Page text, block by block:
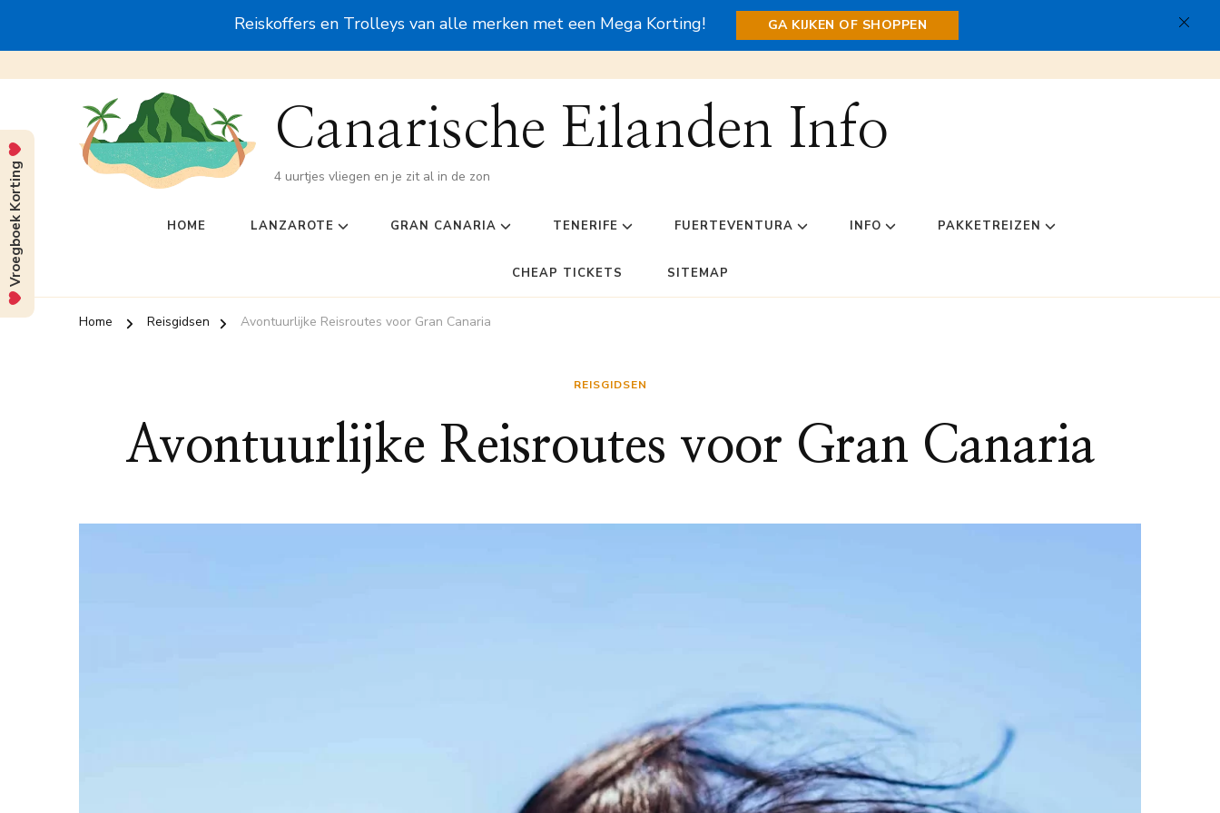
Reiskoffers en Trolleys van alle merken met een Mega Korting! GA KIJKEN OF SHOPPEN
Canarische Eilanden Info
4 uurtjes vliegen en je zit al in de zon
HOME LANZAROTE GRAN CANARIA TENERIFE FUERTEVENTURA INFO PAKKETREIZEN
CHEAP TICKETS SITEMAP
Home Reisgidsen Avontuurlijke Reisroutes voor Gran Canaria
REISGIDSEN
Avontuurlijke Reisroutes voor Gran Canaria
Vroegboek Korting